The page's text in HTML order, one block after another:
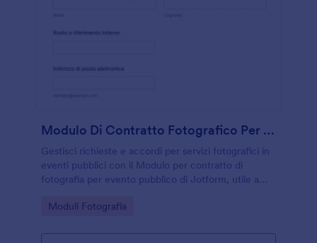
Modulo Di Contratto Fotografico Per Eventi Pubblici
Gestisci richieste e accordi per servizi fotografici in
eventi pubblici con il Modulo per contratto di
fotografia per evento pubblico di Jotform, utile a
e una risposta ordinata.
Go to Category:
Moduli Fotografia